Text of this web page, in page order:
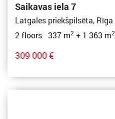
Saikavas iela 7
Latgales priekšpilsēta, Rīga
2 floors 337 m2 + 1 363 m2
309 000 €